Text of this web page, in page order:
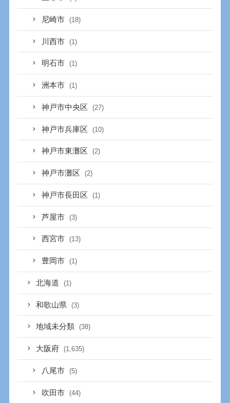
尼崎市 (18)
川西市 (1)
明石市 (1)
洲本市 (1)
神戸市中央区 (27)
神戸市兵庫区 (10)
神戸市東灘区 (2)
神戸市灘区 (2)
神戸市長田区 (1)
芦屋市 (3)
西宮市 (13)
豊岡市 (1)
北海道 (1)
和歌山県 (3)
地域未分類 (38)
大阪府 (1,635)
八尾市 (5)
吹田市 (44)